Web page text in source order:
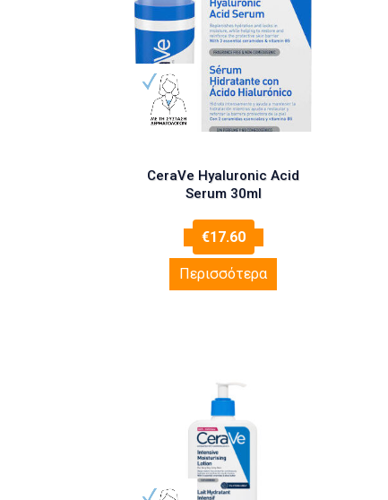
CeraVe Hyaluronic Acid
Serum 30ml
€17.60
Περισσότερα